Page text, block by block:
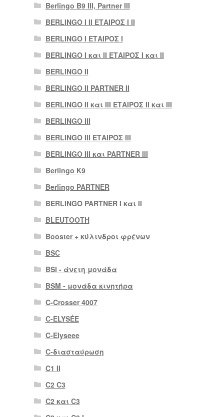
Berlingo B9 III, Partner III
BERLINGO I II ΕΤΑΙΡΟΣ I II
BERLINGO I ΕΤΑΙΡΟΣ Ι
BERLINGO I και II ΕΤΑΙΡΟΣ I και II
BERLINGO II
BERLINGO II PARTNER II
BERLINGO II και III ΕΤΑΙΡΟΣ II και III
BERLINGO III
BERLINGO III ΕΤΑΙΡΟΣ III
BERLINGO III και PARTNER III
Berlingo K9
Berlingo PARTNER
BERLINGO PARTNER I και II
BLEUTOOTH
Booster + κύλινδροι φρένων
BSC
BSI - άνετη μονάδα
BSM - μονάδα κινητήρα
C-Crosser 4007
C-ELYSÉE
C-Elyseee
C-διασταύρωση
C1 II
C2 C3
C2 και C3